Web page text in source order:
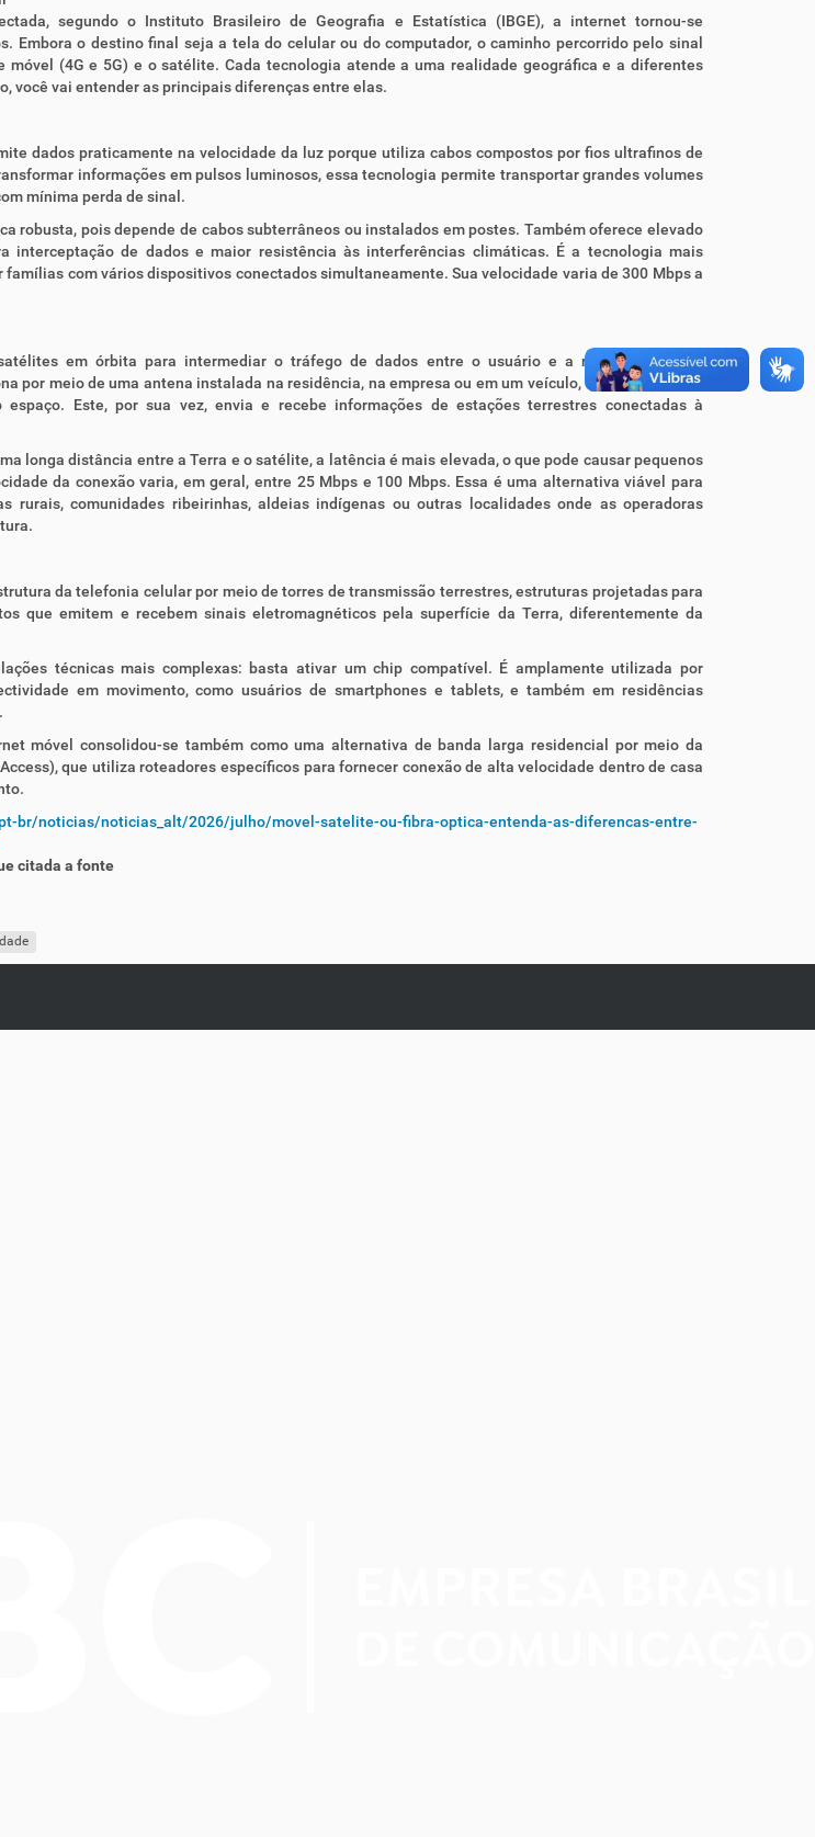
segundo o Instituto Brasileiro de Geografia e Estatística (IBGE), a internet tornou-se
Embora o destino final seja a tela do celular ou do computador, o caminho percorrido pelo sinal
móvel (4G e 5G) e o satélite. Cada tecnologia atende a uma realidade geográfica e a diferentes
você vai entender as principais diferenças entre elas.
dados praticamente na velocidade da luz porque utiliza cabos compostos por fios ultrafinos de
informações em pulsos luminosos, essa tecnologia permite transportar grandes volumes
mínima perda de sinal.
robusta, pois depende de cabos subterrâneos ou instalados em postes. Também oferece elevado
interceptação de dados e maior resistência às interferências climáticas. É a tecnologia mais
com vários dispositivos conectados simultaneamente. Sua velocidade varia de 300 Mbps a
em órbita para intermediar o tráfego de dados entre o usuário e a rede mundial de
por meio de uma antena instalada na residência, na empresa ou em um veículo, que se comunica
Este, por sua vez, envia e recebe informações de estações terrestres conectadas à
longa distância entre a Terra e o satélite, a latência é mais elevada, o que pode causar pequenos
da conexão varia, em geral, entre 25 Mbps e 100 Mbps. Essa é uma alternativa viável para
rurais, comunidades ribeirinhas, aldeias indígenas ou outras localidades onde as operadoras
da telefonia celular por meio de torres de transmissão terrestres, estruturas projetadas para
que emitem e recebem sinais eletromagnéticos pela superfície da Terra, diferentemente da
técnicas mais complexas: basta ativar um chip compatível. É amplamente utilizada por
em movimento, como usuários de smartphones e tablets, e também em residências
móvel consolidou-se também como uma alternativa de banda larga residencial por meio da
que utiliza roteadores específicos para fornecer conexão de alta velocidade dentro de casa
br/noticias/noticias_alt/2026/julho/movel-satelite-ou-fibra-optica-entenda-as-diferencas-entre-
citada a fonte